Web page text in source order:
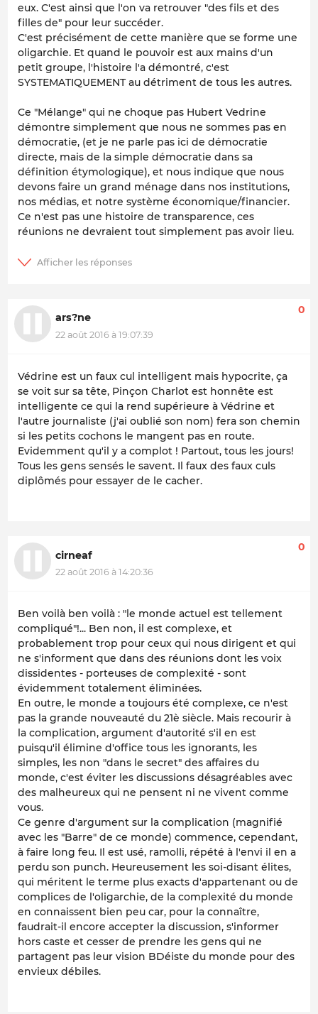
eux. C'est ainsi que l'on va retrouver "des fils et des
filles de" pour leur succéder.
C'est précisément de cette manière que se forme une
oligarchie. Et quand le pouvoir est aux mains d'un
petit groupe, l'histoire l'a démontré, c'est
SYSTEMATIQUEMENT au détriment de tous les autres.
Ce "Mélange" qui ne choque pas Hubert Vedrine
démontre simplement que nous ne sommes pas en
démocratie, (et je ne parle pas ici de démocratie
directe, mais de la simple démocratie dans sa
définition étymologique), et nous indique que nous
devons faire un grand ménage dans nos institutions,
nos médias, et notre système économique/financier.
Ce n'est pas une histoire de transparence, ces
réunions ne devraient tout simplement pas avoir lieu.
ars?ne
22 août 2016 à 19:07:39
0
Védrine est un faux cul intelligent mais hypocrite, ça
se voit sur sa tête, Pinçon Charlot est honnête est
intelligente ce qui la rend supérieure à Védrine et
l'autre journaliste (j'ai oublié son nom) fera son chemin
si les petits cochons le mangent pas en route.
Evidemment qu'il y a complot ! Partout, tous les jours!
Tous les gens sensés le savent. Il faux des faux culs
diplômés pour essayer de le cacher.
cirneaf
22 août 2016 à 14:20:36
0
Ben voilà ben voilà : "le monde actuel est tellement
compliqué"!... Ben non, il est complexe, et
probablement trop pour ceux qui nous dirigent et qui
ne s'informent que dans des réunions dont les voix
dissidentes - porteuses de complexité - sont
évidemment totalement éliminées.
En outre, le monde a toujours été complexe, ce n'est
pas la grande nouveauté du 21è siècle. Mais recourir à
la complication, argument d'autorité s'il en est
puisqu'il élimine d'office tous les ignorants, les
simples, les non "dans le secret" des affaires du
monde, c'est éviter les discussions désagréables avec
des malheureux qui ne pensent ni ne vivent comme
vous.
Ce genre d'argument sur la complication (magnifié
avec les "Barre" de ce monde) commence, cependant,
à faire long feu. Il est usé, ramolli, répété à l'envi il en a
perdu son punch. Heureusement les soi-disant élites,
qui méritent le terme plus exacts d'appartenant ou de
complices de l'oligarchie, de la complexité du monde
en connaissent bien peu car, pour la connaître,
faudrait-il encore accepter la discussion, s'informer
hors caste et cesser de prendre les gens qui ne
partagent pas leur vision BDéiste du monde pour des
envieux débiles.